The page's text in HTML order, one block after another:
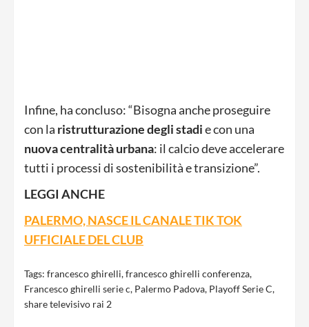
Infine, ha concluso: “Bisogna anche proseguire
con la ristrutturazione degli stadie con una
nuova centralità urbana: il calcio deve accelerare
tutti i processi di sostenibilità e transizione”.
LEGGI ANCHE
PALERMO, NASCE IL CANALE TIK TOK
UFFICIALE DEL CLUB
Tags: francesco ghirelli,francesco ghirelli conferenza,
Francesco ghirelli serie c, Palermo Padova, Playoff Serie C,
share televisivo rai 2